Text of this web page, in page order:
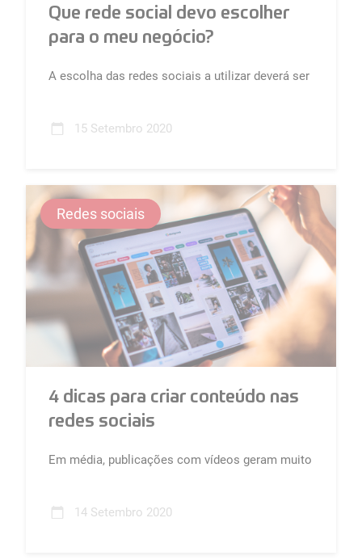
Que rede social devo escolher
para o meu negócio?
A escolha das redes sociais a utilizar deverá ser
15 Setembro 2020
Redes sociais
4 dicas para criar conteúdo nas
redes sociais
Em média, publicações com vídeos geram muito
14 Setembro 2020